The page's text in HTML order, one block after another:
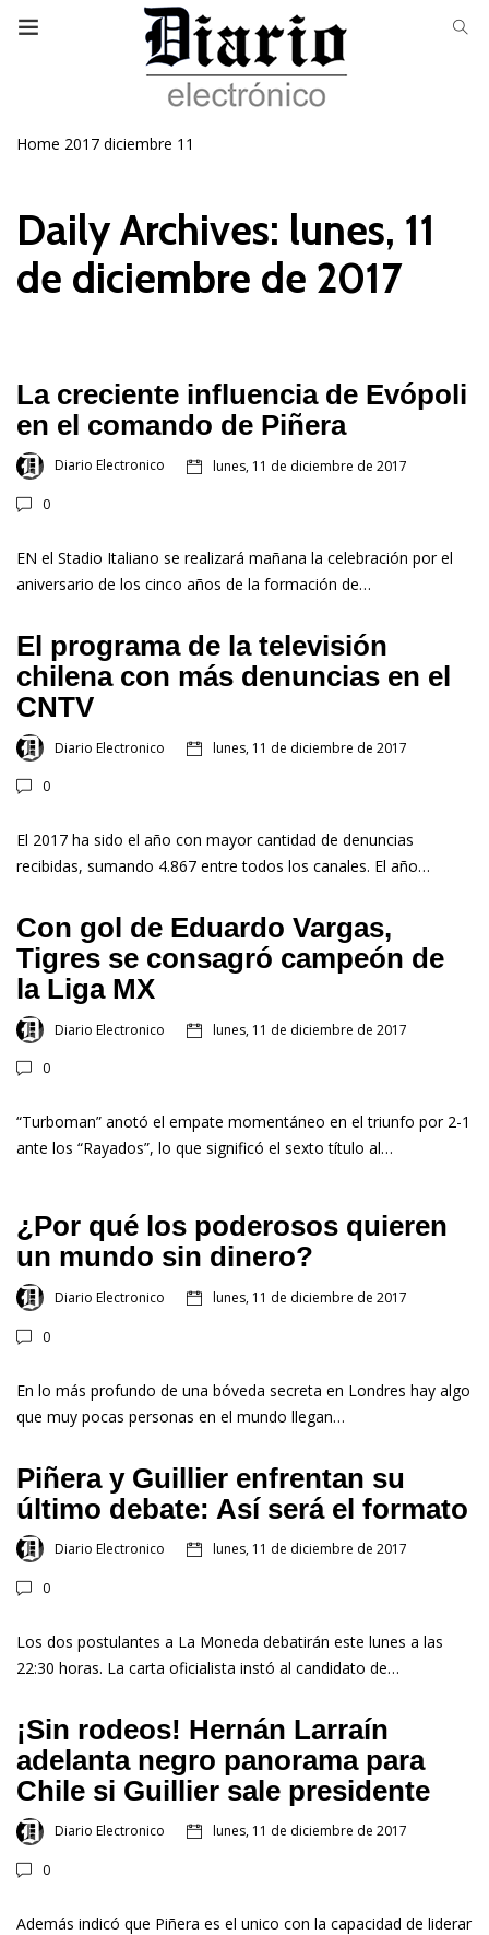
Home 2017 diciembre 11
Daily Archives: lunes, 11
de diciembre de 2017
La creciente influencia de Evópoli
en el comando de Piñera
Diario Electronico lunes, 11 de diciembre de 2017
0
EN el Stadio Italiano se realizará mañana la celebración por el
aniversario de los cinco años de la formación de…
El programa de la televisión
chilena con más denuncias en el
CNTV
Diario Electronico lunes, 11 de diciembre de 2017
0
El 2017 ha sido el año con mayor cantidad de denuncias
recibidas, sumando 4.867 entre todos los canales. El año…
Con gol de Eduardo Vargas,
Tigres se consagró campeón de
la Liga MX
Diario Electronico lunes, 11 de diciembre de 2017
0
“Turboman” anotó el empate momentáneo en el triunfo por 2-1
ante los “Rayados”, lo que significó el sexto título al…
¿Por qué los poderosos quieren
un mundo sin dinero?
Diario Electronico lunes, 11 de diciembre de 2017
0
En lo más profundo de una bóveda secreta en Londres hay algo
que muy pocas personas en el mundo llegan…
Piñera y Guillier enfrentan su
último debate: Así será el formato
Diario Electronico lunes, 11 de diciembre de 2017
0
Los dos postulantes a La Moneda debatirán este lunes a las
22:30 horas. La carta oficialista instó al candidato de…
¡Sin rodeos! Hernán Larraín
adelanta negro panorama para
Chile si Guillier sale presidente
Diario Electronico lunes, 11 de diciembre de 2017
0
Además indicó que Piñera es el unico con la capacidad de liderar